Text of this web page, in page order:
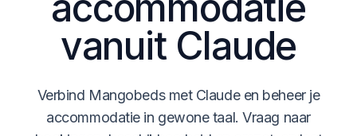
vanuit Claude
Verbind Mangobeds met Claude en beheer je
accommodatie in gewone taal. Vraag naar